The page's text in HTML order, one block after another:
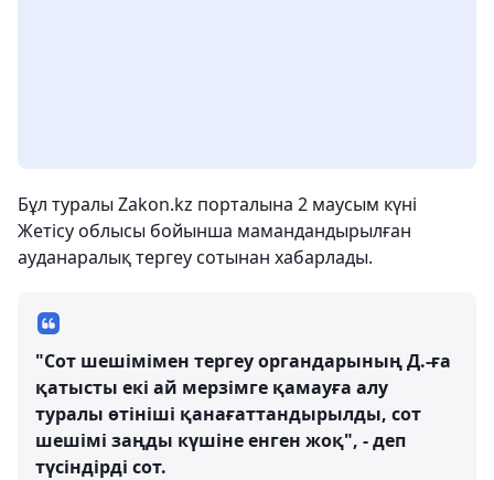
Бұл туралы Zakon.kz порталына 2 маусым күні
Жетісу облысы бойынша мамандандырылған
ауданаралық тергеу сотынан хабарлады.
"Сот шешімімен тергеу органдарының Д.-ға
қатысты екі ай мерзімге қамауға алу
туралы өтініші қанағаттандырылды, сот
шешімі заңды күшіне енген жоқ", - деп
түсіндірді сот.